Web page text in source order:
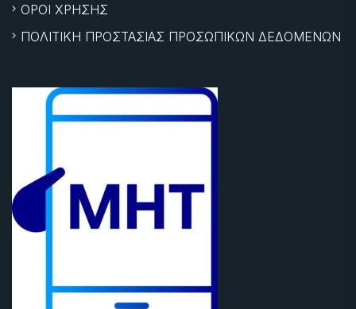
ΟΡΟΙ ΧΡΗΣΗΣ
ΠΟΛΙΤΙΚΗ ΠΡΟΣΤΑΣΙΑΣ ΠΡΟΣΩΠΙΚΩΝ ΔΕΔΟΜΕΝΩΝ